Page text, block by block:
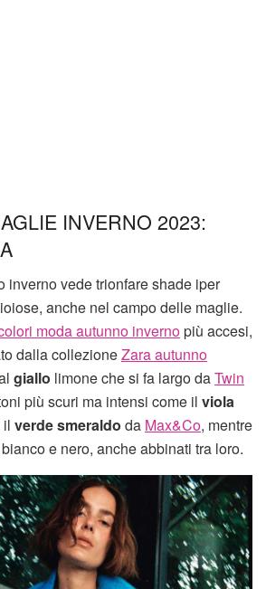
INVERNO 2023:
inverno vede trionfare shade iper
anche nel campo delle maglie.
moda autunno invernopiù accesi,
dalla collezioneZara autunno
giallo limone che si fa largo daTwin
più scuri ma intensi come il viola
il verde smeraldo da Max&Co, mentre
e nero, anche abbinati tra loro.